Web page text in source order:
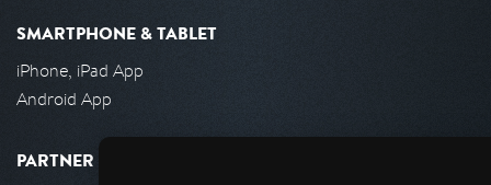
SMARTPHONE & TABLET
iPhone, iPad App
Android App
PARTNER